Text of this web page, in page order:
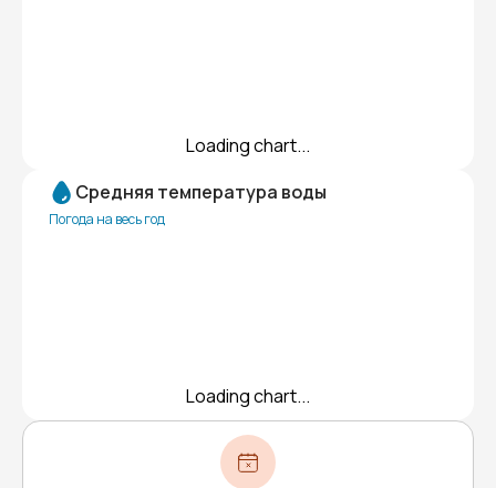
Loading chart...
Средняя температура воды
Погода на весь год
Loading chart...